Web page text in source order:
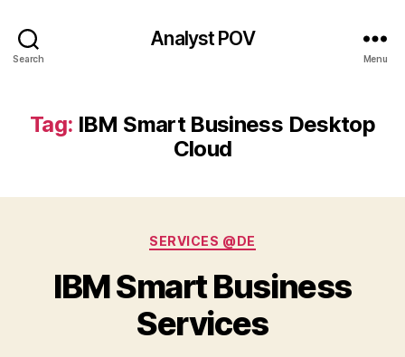
Search
Analyst POV
Menu
Tag: IBM Smart Business Desktop
Cloud
Categories
SERVICES @DE
IBM Smart Business
Services